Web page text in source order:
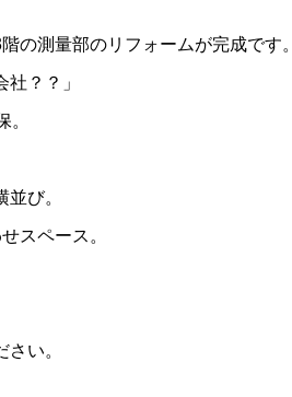
の測量部のリフォームが完成です。
？？」
。
び。
スペース。
い。